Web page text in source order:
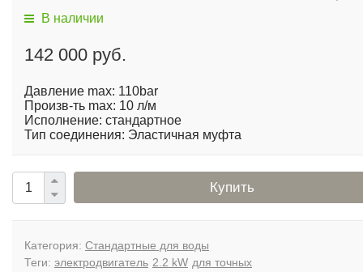
В наличии
142 000 руб.
Давление max: 110bar
Произв-ть max: 10 л/м
Исполнение: стандартное
Тип соединения: Эластичная муфта
Купить
Категория: Стандартные для воды
Теги: электродвигатель 2.2 kW для точных